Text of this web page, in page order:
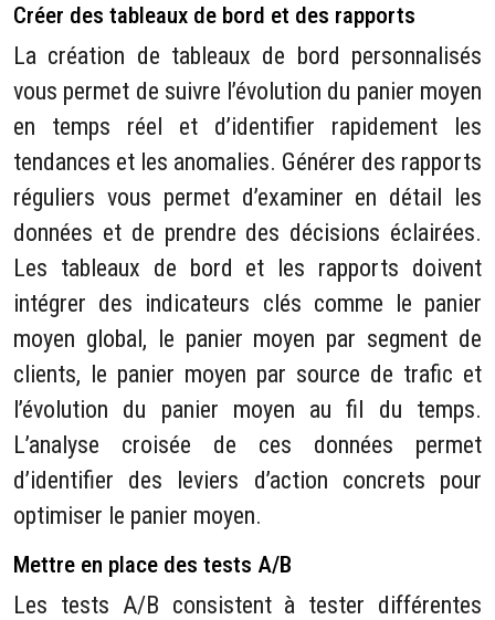
Créer des tableaux de bord et des rapports
La création de tableaux de bord personnalisés
vous permet de suivre l’évolution du panier moyen
en temps réel et d’identifier rapidement les
tendances et les anomalies. Générer des rapports
réguliers vous permet d’examiner en détail les
données et de prendre des décisions éclairées.
Les tableaux de bord et les rapports doivent
intégrer des indicateurs clés comme le panier
moyen global, le panier moyen par segment de
clients, le panier moyen par source de trafic et
l’évolution du panier moyen au fil du temps.
L’analyse croisée de ces données permet
d’identifier des leviers d’action concrets pour
optimiser le panier moyen.
Mettre en place des tests A/B
Les tests A/B consistent à tester différentes